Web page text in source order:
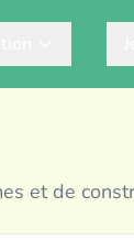
et de